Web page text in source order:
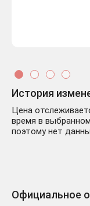
История
Цена
время в
поэтому нет
Официальное